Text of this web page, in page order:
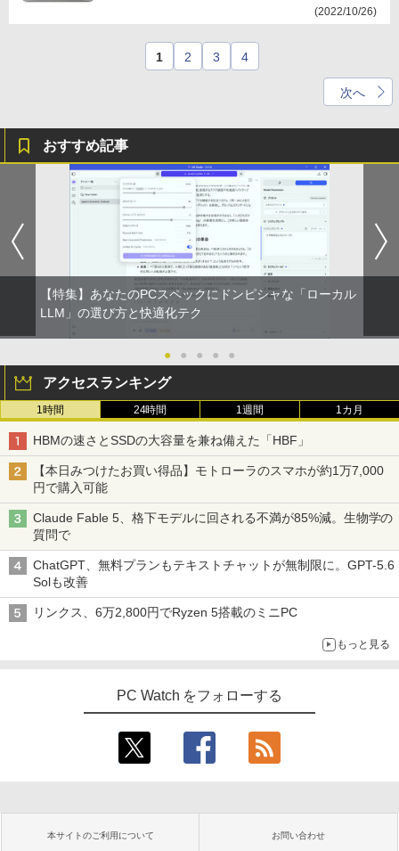
(2022/10/26)
1 2 3 4
次へ
おすすめ記事
【特集】あなたのPCスペックにドンピシャな「ローカル
LLM」の選び方と快適化テク
● ● ● ● ●
アクセスランキング
1時間 24時間 1週間 1カ月
HBMの速さとSSDの大容量を兼ね備えた「HBF」
【本日みつけたお買い得品】モトローラのスマホが約1万7,000
円で購入可能
Claude Fable 5、格下モデルに回される不満が85%減。生物学の
質問で
ChatGPT、無料プランもテキストチャットが無制限に。GPT-5.6
Solも改善
リンクス、6万2,800円でRyzen 5搭載のミニPC
もっと見る
PC Watch をフォローする
本サイトのご利用について お問い合わせ